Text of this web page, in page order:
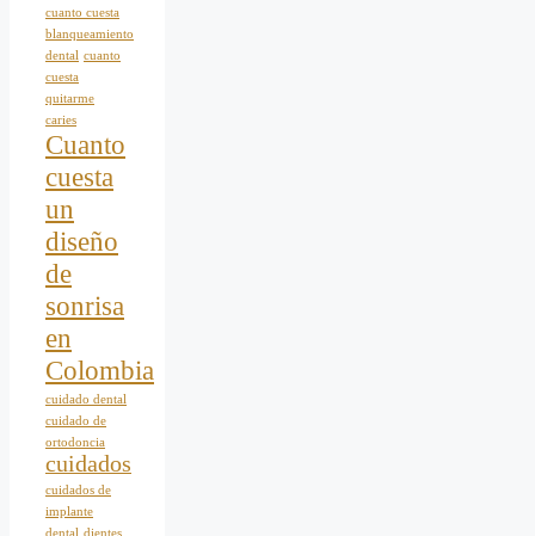
cuanto cuesta
blanqueamiento
dental cuanto
cuesta
quitarme
caries
Cuanto
cuesta
un
diseño
de
sonrisa
en
Colombia
cuidado dental
cuidado de
ortodoncia
cuidados
cuidados de
implante
dental dientes